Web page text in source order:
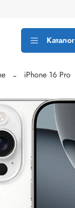
Каталог
iPhone 16 Pro